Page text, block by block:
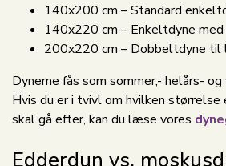
140x200 cm – Standard
140x220 cm – Enkeltdyne
200x220 cm – Dobbeltdyne til
Dynerne fås som sommer,- helårs- og
Hvis du er i tvivl om hvilken størrelse
skal gå efter, kan du læse vores
Edderdun vs.